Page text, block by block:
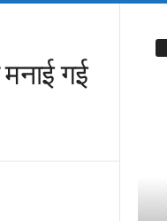
गई